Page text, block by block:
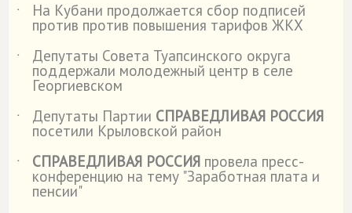
˙ На Кубани продолжается сбор подписей
против против повышения тарифов ЖКХ
˙
Депутаты Совета Туапсинского округа
поддержали молодежный центр в селе
Георгиевском
˙
Депутаты Партии СПРАВЕДЛИВАЯ РОССИЯ
посетили Крыловской район
˙
СПРАВЕДЛИВАЯ РОССИЯ провела пресс-
конференцию на тему "Заработная плата и
пенсии"